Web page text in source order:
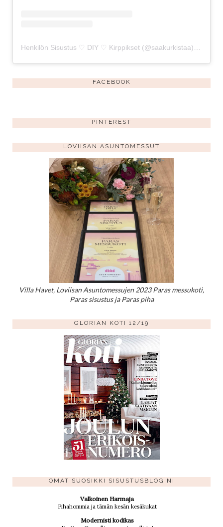
Henkilön Sisustus ♡ DIY ♡ Kirppikset (@saakurkistaa) jakama julkaisu
FACEBOOK
PINTEREST
LOVIISAN ASUNTOMESSUT
Villa Havet, Loviisan Asuntomessujen 2023 Paras messukoti,
Paras sisustus ja Paras piha
GLORIAN KOTI 12/19
OMAT SUOSIKKI SISUSTUSBLOGINI
Valkoinen Harmaja
Pihahommia ja tämän kesän kesäkukat
Modernisti kodikas